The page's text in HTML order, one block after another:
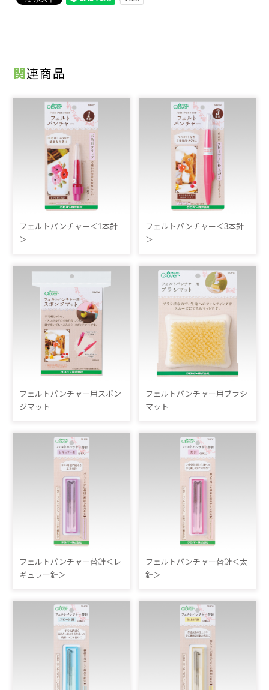
関連商品
フェルトパンチャー＜1本針
＞
フェルトパンチャー＜3本針
＞
フェルトパンチャー用スポン
ジマット
フェルトパンチャー用ブラシ
マット
フェルトパンチャー替針＜レ
ギュラー針＞
フェルトパンチャー替針＜太
針＞